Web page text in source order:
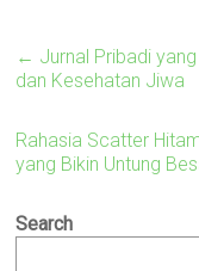
← Jurnal Pribadi
dan Kesehatan Jiwa
Rahasia Scatter
yang Bikin Untung
Search